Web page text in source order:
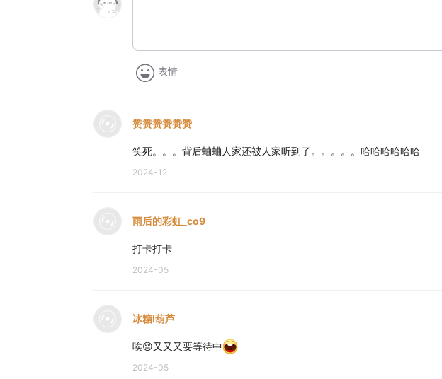
表情
赞赞赞赞赞赞
笑死。。。背后蛐蛐人家还被人家听到了。。。。。哈哈哈哈哈哈
2024-12
雨后的彩虹_co9
打卡打卡
2024-05
冰糖I葫芦
唉😔又又又要等待中
2024-05